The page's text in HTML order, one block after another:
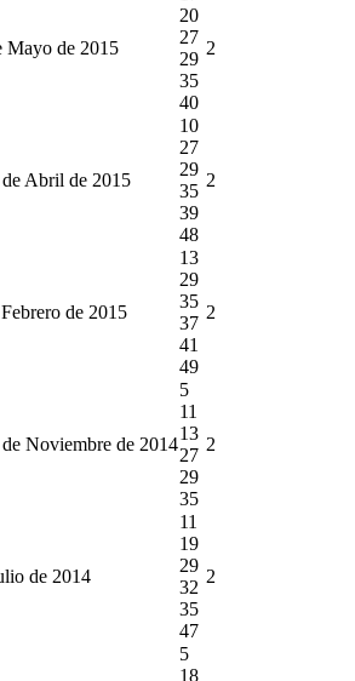
Mayo de 2015
20
27
29
35
40
2
Abril de 2015
10
27
29
35
39
48
2
de 2015
13
29
35
37
41
49
2
Noviembre de 2014
5
11
13
27
29
35
2
de 2014
11
19
29
32
35
47
2
5
18